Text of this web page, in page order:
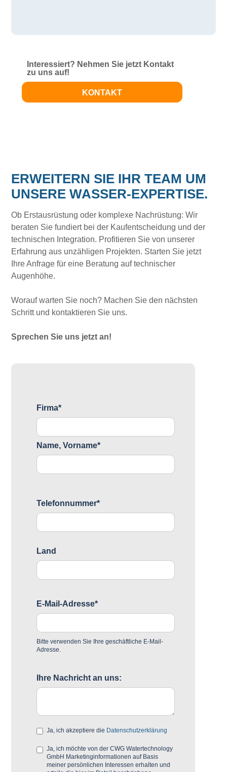
Interessiert? Nehmen Sie jetzt Kontakt
zu uns auf!
KONTAKT
ERWEITERN SIE IHR TEAM UM
UNSERE WASSER-EXPERTISE.
Ob Erstausrüstung oder komplexe Nachrüstung: Wir
beraten Sie fundiert bei der Kaufentscheidung und der
technischen Integration. Profitieren Sie von unserer
Erfahrung aus unzähligen Projekten. Starten Sie jetzt
Ihre Anfrage für eine Beratung auf technischer
Augenhöhe.
Worauf warten Sie noch? Machen Sie den nächsten
Schritt und kontaktieren Sie uns.
Sprechen Sie uns jetzt an!
Firma*
Name, Vorname*
Telefonnummer*
Land
E-Mail-Adresse*
Bitte verwenden Sie Ihre geschäftliche E-Mail-
Adresse.
Ihre Nachricht an uns:
Ja, ich akzeptiere die Datenschutzerklärung
Ja, ich möchte von der CWG Watertechnology
GmbH Marketinginformationen auf Basis
meiner persönlichen Interessen erhalten und